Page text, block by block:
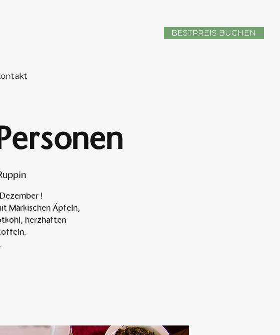
Alten
Hotel und
BESTPREIS BUCHEN
!
Märkischen Äpfeln,
herzhaften